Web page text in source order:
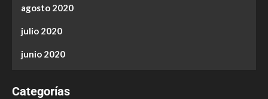
agosto 2020
julio 2020
junio 2020
Categorías